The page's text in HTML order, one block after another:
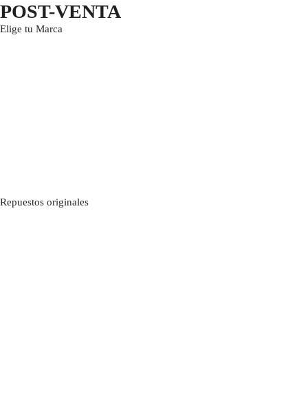
POST-VENTA
Elige tu Marca
Repuestos originales